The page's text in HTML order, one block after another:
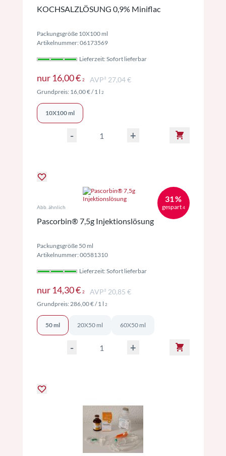
KOCHSALZLÖSUNG 0,9% Miniflac
Packungsgröße 10X100 ml
Artikelnummer: 06173569
Lieferzeit: Sofort lieferbar
nur 16,00 € 2Preise inkl. MwSt. ggf. zzgl. Versand
AVP² 27,04 €
Grundpreis: 16,00 €/ 1 l 2Preise inkl. MwSt. ggf. zzgl. Versand
10X100 ml
- +
31 %
gespart 4
Abb. ähnlich
Pascorbin® 7,5g Injektionslösung
Packungsgröße 50 ml
Artikelnummer: 00581310
Lieferzeit: Sofort lieferbar
nur 14,30 € 2Preise inkl. MwSt. ggf. zzgl. Versand
AVP² 20,85 €
Grundpreis:286,00 €/ 1 l 2Preise inkl. MwSt. ggf. zzgl. Versand
50 ml 20X50 ml 60X50 ml
- +